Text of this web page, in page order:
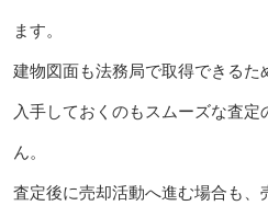
ます。
建物図面も法務局で取得できるた
入手しておくのもスムーズな査
ん。
査定後に売却活動へ進む場合も